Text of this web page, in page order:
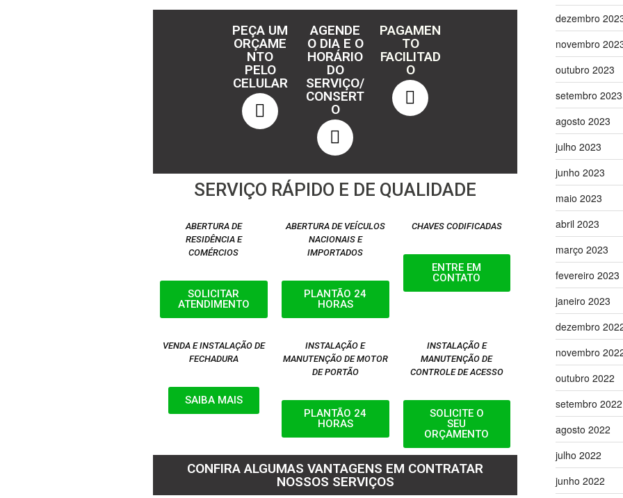
PEÇA UM
ORÇAME
NTO
PELO
CELULAR
AGENDE
O DIA E O
HORÁRIO
DO
SERVIÇO/
CONSERT
O
PAGAMEN
TO
FACILITAD
O
SERVIÇO RÁPIDO E DE QUALIDADE
ABERTURA DE
RESIDÊNCIA E
COMÉRCIOS
SOLICITAR
ATENDIMENTO
ABERTURA DE VEÍCULOS
NACIONAIS E
IMPORTADOS
PLANTÃO 24
HORAS
CHAVES CODIFICADAS
ENTRE EM
CONTATO
VENDA E INSTALAÇÃO DE
FECHADURA
SAIBA MAIS
INSTALAÇÃO E
MANUTENÇÃO DE MOTOR
DE PORTÃO
PLANTÃO 24
HORAS
INSTALAÇÃO E
MANUTENÇÃO DE
CONTROLE DE ACESSO
SOLICITE O
SEU
ORÇAMENTO
CONFIRA ALGUMAS VANTAGENS EM CONTRATAR
NOSSOS SERVIÇOS
dezembro
novembro
outubro 2023
setembro 2023
agosto 2023
julho 2023
junho 2023
maio 2023
abril 2023
março 2023
fevereiro 2023
janeiro 2023
dezembro
novembro
outubro 2022
setembro 2022
agosto 2022
julho 2022
junho 2022